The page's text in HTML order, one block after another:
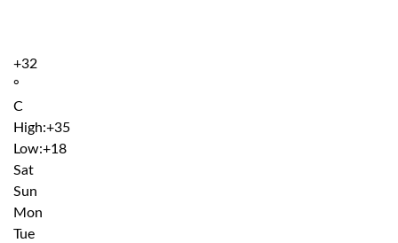
+32
°
C
High:+35
Low:+18
Sat
Sun
Mon
Tue